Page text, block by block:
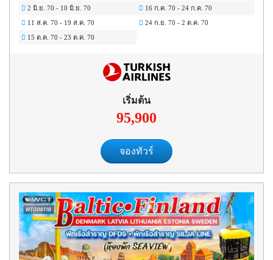
ซานเดอร์เนฟสกี้ – นั่งเรือเฟอร์รี่ทะเลบอลติก –
โบสถ์หินเทมเปอเลียวคิโอ – มหาวิหารอุซเปนสกี้ –
อนุสาวรีย์ซิเบลิอุซ – จัตุรัสรัฐสภา – ตลาดนัดริม
2 มิ.ย. 70 - 10 มิ.ย. 70 16 ก.ค. 70 - 24 ก.ค. 70
11 ส.ค. 70 - 19 ส.ค. 70 24 ก.ย. 70 - 2 ต.ค. 70
15 ต.ค. 70 - 23 ต.ค. 70
เริ่มต้น
95,900
จองทัวร์